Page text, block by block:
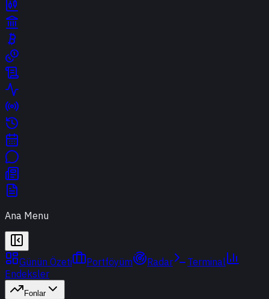
Ana Menu
Günün Özeti Portföyüm Radar
Terminal
Endeksler
Fonlar